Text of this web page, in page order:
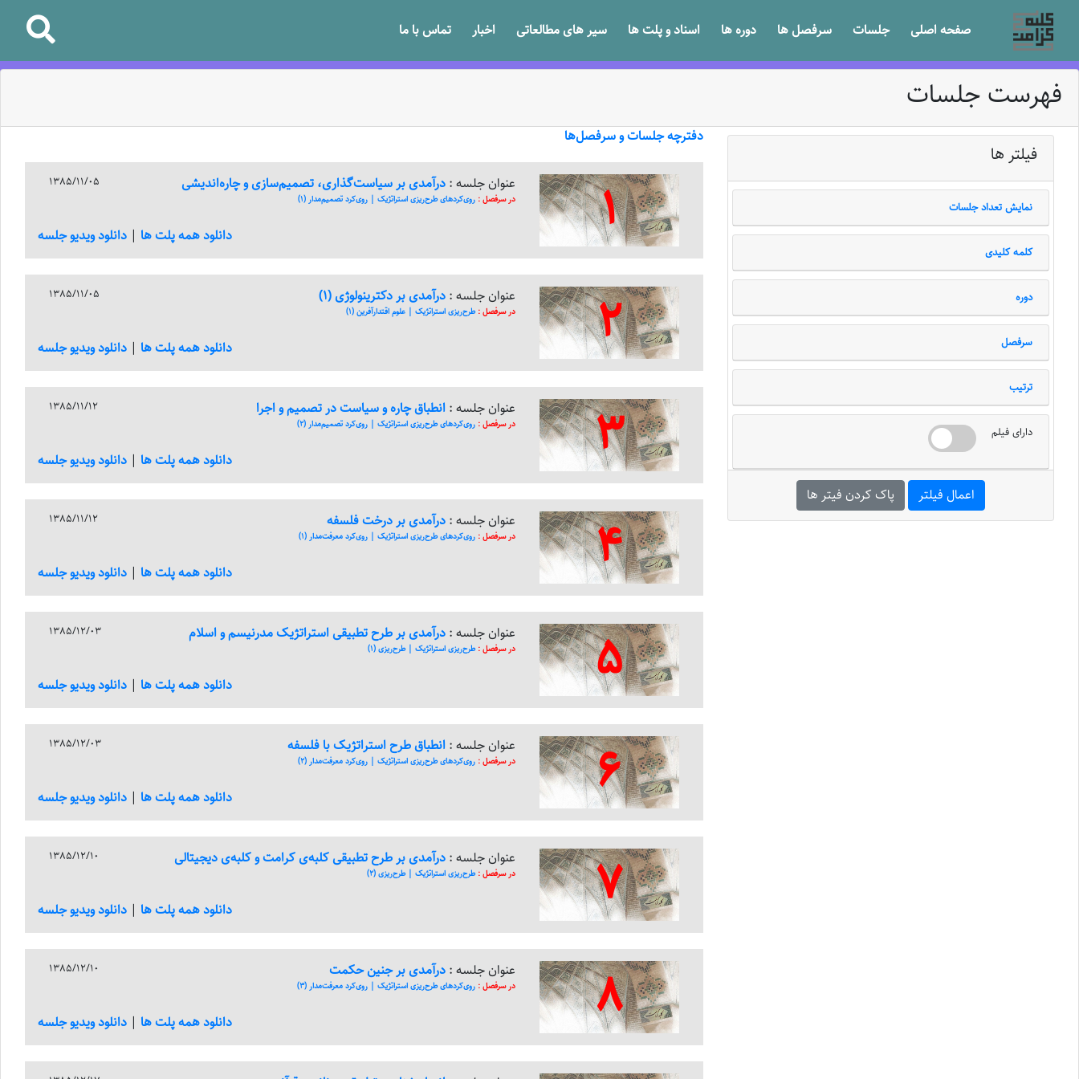
صفحه اصلی جلسات سرفصل ها دوره ها اسناد و پلت ها سیر های مطالعاتی اخبار تماس با ما
فهرست جلسات
فیلتر ها
نمایش تعداد جلسات
کلمه کلیدی
دوره
سرفصل
ترتیب
دارای فیلم
اعمال فیلتر پاک کردن فیتر ها
دفترچه جلسات و سرفصل‌ها
1
1385/11/05 عنوان جلسه : درآمدی بر سیاست‌‌‌گذاری، تصمیم‌‌‌سازی و چاره‌‌‌اندیشی
در سرفصل : روی‌کرد‌های طرح‌ریزی استراتژیک | روی‌کرد تصمیم‌مدار (1)
دانلود همه پلت ها | دانلود ویدیو جلسه
2
1385/11/05 عنوان جلسه : درآمدی بر دکترینولوژی (1)
در سرفصل :طرح‌ریزی استراتژیک | علوم اقتدار‌آفرین (1)
دانلود همه پلت ها | دانلود ویدیو جلسه
3
1385/11/12 عنوان جلسه : انطباق چاره و سیاست در تصمیم و اجرا
در سرفصل : روی‌کرد‌های طرح‌ریزی استراتژیک | روی‌کرد تصمیم‌مدار (2)
دانلود همه پلت ها | دانلود ویدیو جلسه
4
1385/11/12 عنوان جلسه : درآمدی بر درخت فلسفه
در سرفصل : روی‌کرد‌های طرح‌ریزی استراتژیک | روی‌کرد معرفت‌مدار (1)
دانلود همه پلت ها | دانلود ویدیو جلسه
5
1385/12/03 عنوان جلسه : درآمدی بر طرح تطبیقی استراتژیک مدرنیسم و اسلام
در سرفصل :طرح‌ریزی استراتژیک | طرح‌ریزی (1)
دانلود همه پلت ها | دانلود ویدیو جلسه
6
1385/12/03 عنوان جلسه : انطباق طرح استراتژیک با فلسفه
در سرفصل : روی‌کرد‌های طرح‌ریزی استراتژیک | روی‌کرد معرفت‌مدار (2)
دانلود همه پلت ها | دانلود ویدیو جلسه
7
1385/12/10 عنوان جلسه : درآمدی بر طرح تطبیقی کلبه‌ی کرامت و کلبه‌ی دیجیتالی
در سرفصل :طرح‌ریزی استراتژیک | طرح‌ریزی (2)
دانلود همه پلت ها | دانلود ویدیو جلسه
8
1385/12/10 عنوان جلسه : درآمدی بر جنین حکمت
در سرفصل : روی‌کرد‌های طرح‌ریزی استراتژیک | روی‌کرد معرفت‌مدار (3)
دانلود همه پلت ها | دانلود ویدیو جلسه